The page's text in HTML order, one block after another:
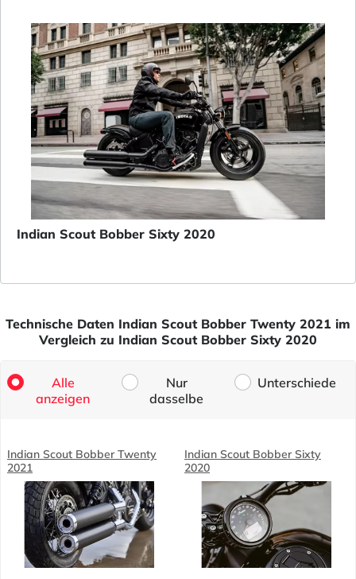
Indian Scout Bobber Sixty 2020
Technische Daten Indian Scout Bobber Twenty 2021 im
Vergleich zu Indian Scout Bobber Sixty 2020
Alle
anzeigen
Nur
dasselbe
Unterschiede
Indian Scout Bobber Twenty
2021
Indian Scout Bobber Sixty
2020